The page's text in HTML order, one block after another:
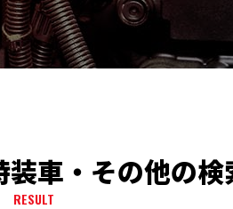
車・その他の検
RESULT